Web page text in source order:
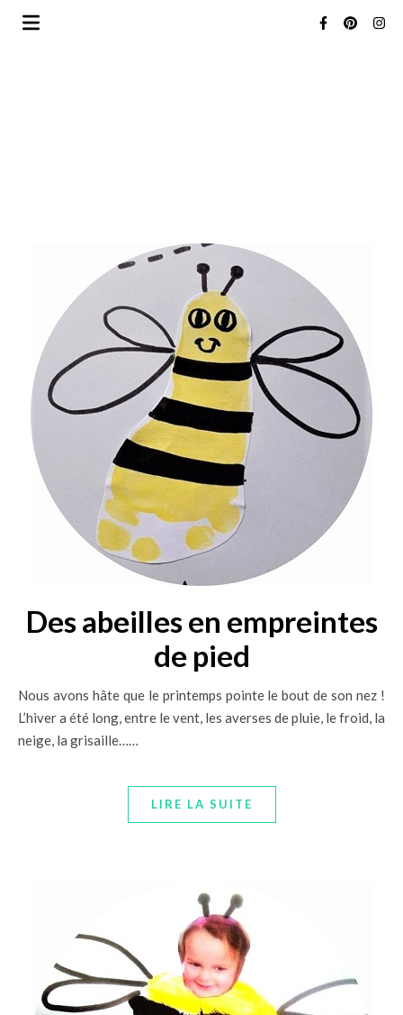
Des abeilles en empreintes
de pied
Nous avons hâte que le printemps pointe le bout de son nez !
L’hiver a été long, entre le vent, les averses de pluie, le froid, la
neige, la grisaille……
LIRE LA SUITE